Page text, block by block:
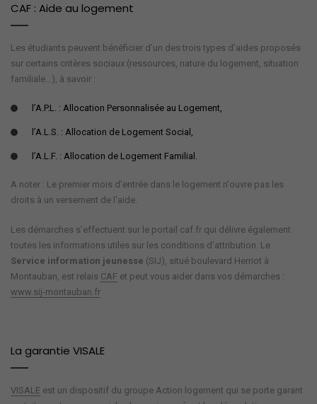
CAF : Aide au logement
Les étudiants peuvent bénéficier d’un des trois types d’aides proposés
sur certains critères sociaux (ressources, nature du logement, situation
familiale…), à savoir :
l’A.P.L. : Allocation Personnalisée au Logement,
l’A.L.S. : Allocation de Logement Social,
l’A.L.F. : Allocation de Logement Familial.
A noter : Le premier mois d'entrée dans le logement n'ouvre pas les
droits à un versement de l'aide.
Les démarches s’effectuent sur le portail caf.fr qui délivre également
toutes les informations utiles sur les conditions d’attribution. Le
Service information jeunesse (SIJ), situé boulevard Herriot à
Montauban, est relais CAF et peut vous aider dans vos démarches :
www.sij-montauban.fr
La garantie VISALE
VISALE est un dispositif du groupe Action logement qui se porte garant